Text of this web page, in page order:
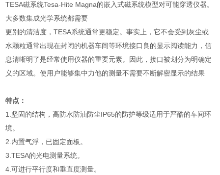
TESA磁系统Tesa-Hite Magna的嵌入式磁系统模型对可能穿透仪器。
大多数集成光学系统都需要
更别的清洁度，TESA系统通常更稳定。事实上，它不会受到灰尘或
水颗粒通常出现在封闭的机器车间等环境接口良的显示阅读能力，信
息清晰明了是经常使用仪器的重要元素。因此，接口被划分为明确定
义的区域。使用户能够集中力他的测量不需要不断解密显示的结果
特点：
1.坚固的结构，高防水防油防尘IP65的防护等级适用于严酷的车间环
境。
2.内置气浮，已固定面板。
3.TESA的光电测量系统。
4.可进行平行度和垂直度测量。